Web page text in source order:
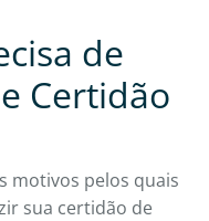
de
Certidão
motivos pelos quais
sua certidão de